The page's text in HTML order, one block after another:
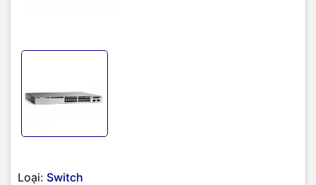
Loại: Switch
hoặc Multigigabit
Cân nặng